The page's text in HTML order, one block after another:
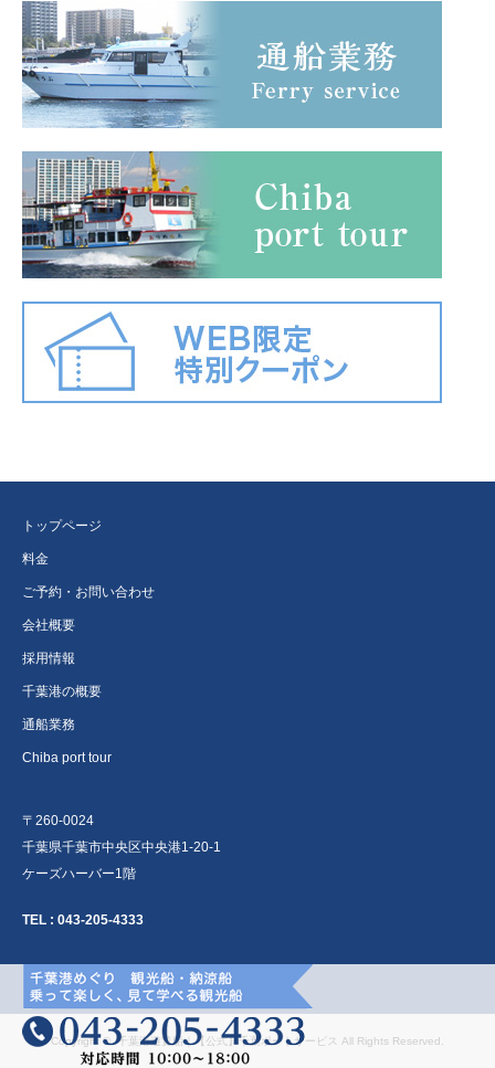
トップページ
料金
ご予約・お問い合わせ
会社概要
採用情報
千葉港の概要
通船業務
Chiba port tour
〒260-0024
千葉県千葉市中央区中央港1-20-1
ケーズハーバー1階
TEL : 043-205-4333
Copyright ©千葉港遊覧船｜【公式】千葉ポートサービス All Rights Reserved.